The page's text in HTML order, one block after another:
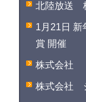
北陸放送
1月21日 新
賞 開催
株式会社
株式会社